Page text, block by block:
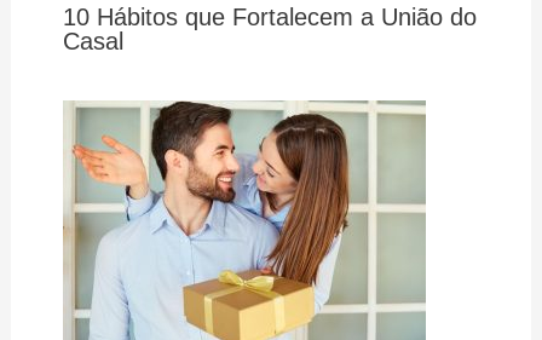
10 Hábitos que Fortalecem a União do
Casal